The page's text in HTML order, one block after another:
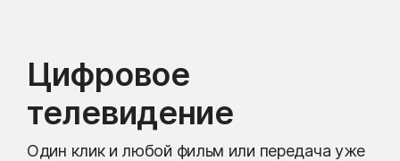
Цифровое
телевидение
Один клик и любой фильм или передача уже